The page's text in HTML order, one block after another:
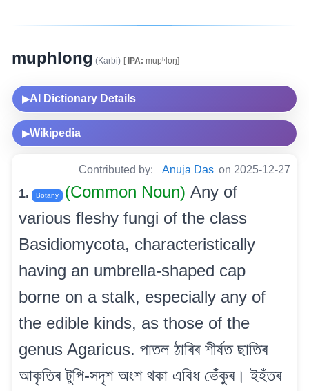
muphlong (Karbi) [IPA: mupʰloŋ]
▶AI Dictionary Details
▶Wikipedia
Contributed by: Anuja Das on 2025-12-27
1. Botany (Common Noun) Any of
various fleshy fungi of the class
Basidiomycota, characteristically
having an umbrella-shaped cap
borne on a stalk, especially any of
the edible kinds, as those of the
genus Agaricus. পাতল ঠাৰিৰ শীৰ্ষত ছাতিৰ
আকৃতিৰ টুপি-সদৃশ অংশ থকা এবিধ ভেঁকুৰ। ইহঁতৰ